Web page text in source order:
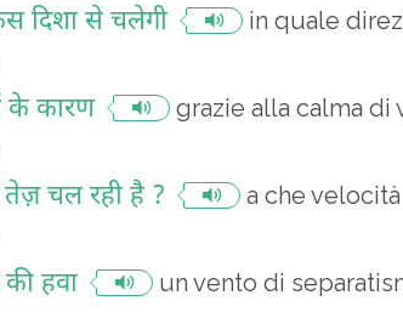
दिशा से चलेगी
in quale
के कारण
grazie alla calma di
तेज़ चल रही है ?
a che
हवा un vento di